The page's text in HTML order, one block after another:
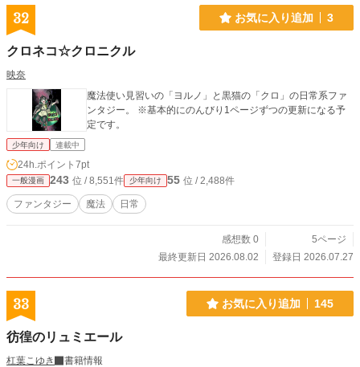
32 お気に入り追加 3
クロネコ☆クロニクル
映奈
魔法使い見習いの「ヨルノ」と黒猫の「クロ」の日常系ファ
ンタジー。 ※基本的にのんびり1ページずつの更新になる予
定です。
少年向け 連載中
24h.ポイント 7pt
一般漫画 243 位 / 8,551件 少年向け 55 位 / 2,488件
ファンタジー 魔法 日常
感想数 0
5ページ
最終更新日 2026.08.02
登録日 2026.07.27
33 お気に入り追加 145
彷徨のリュミエール
杠葉こゆき
書籍情報